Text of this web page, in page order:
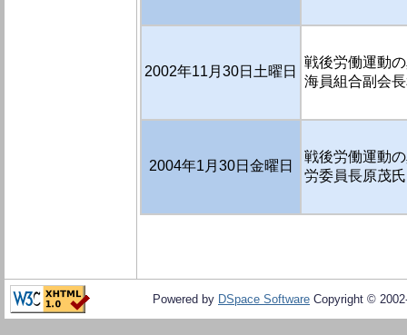
2002年11月30日土曜日
戦後労働運動
海員組合副会
2004年1月30日金曜日
戦後労働運動
労委員長原茂
Powered by DSpace Software Copyright ©